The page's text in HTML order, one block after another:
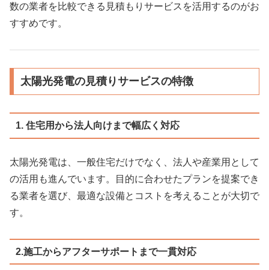
数の業者を比較できる見積もりサービスを活用するのがお
すすめです。
太陽光発電の見積りサービスの特徴
1. 住宅用から法人向けまで幅広く対応
太陽光発電は、一般住宅だけでなく、法人や産業用として
の活用も進んでいます。目的に合わせたプランを提案でき
る業者を選び、最適な設備とコストを考えることが大切で
す。
2.施工からアフターサポートまで一貫対応